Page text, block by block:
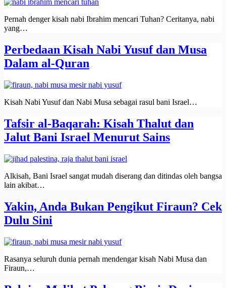
Pernah denger kisah nabi Ibrahim mencari Tuhan? Ceritanya, nabi
yang…
Perbedaan Kisah Nabi Yusuf dan Musa
Dalam al-Quran
Kisah Nabi Yusuf dan Nabi Musa sebagai rasul bani Israel…
Tafsir al-Baqarah: Kisah Thalut dan
Jalut Bani Israel Menurut Sains
Alkisah, Bani Israel sangat mudah diserang dan ditindas oleh bangsa
lain akibat…
Yakin, Anda Bukan Pengikut Firaun? Cek
Dulu Sini
Rasanya seluruh dunia pernah mendengar kisah Nabi Musa dan
Firaun,…